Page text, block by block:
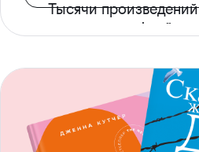
Тысячи произведений
с доступом офлайн